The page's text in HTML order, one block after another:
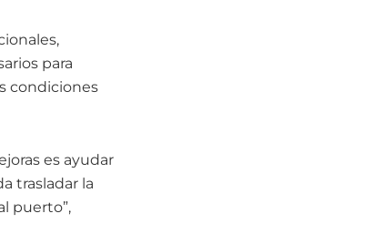
para
condiciones
es ayudar
trasladar la
puerto”,